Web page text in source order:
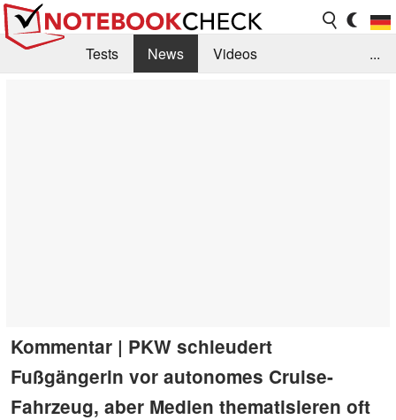
Tests News
Videos
...
Kommentar | PKW schleudert
Fußgängerin vor autonomes Cruise-
Fahrzeug, aber Medien thematisieren oft